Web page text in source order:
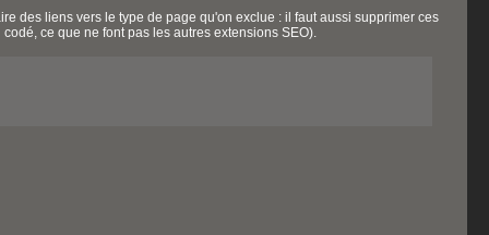
des liens vers le type de page qu'on exclue : il faut aussi supprimer ces
ce que ne font pas les autres extensions SEO).